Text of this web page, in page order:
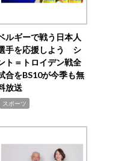
ルギーで戦う日本人
手を応援しよう シ
ト＝トロイデン戦全
合をBS10が今季も無
放送
スポーツ